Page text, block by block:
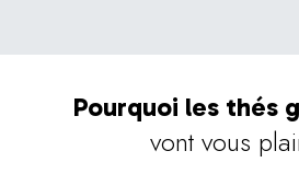
Pourquoi les thés
vont vous